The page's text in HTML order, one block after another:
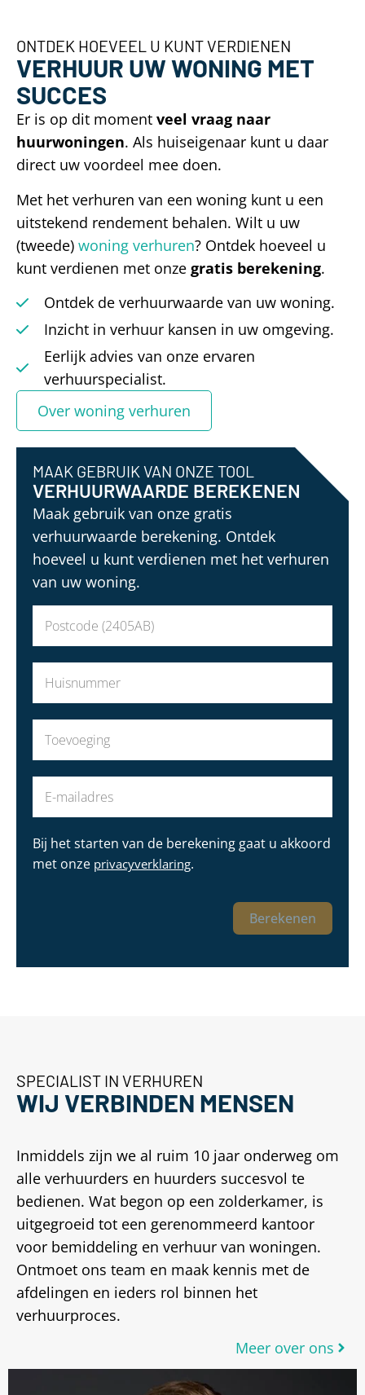
ONTDEK HOEVEEL U KUNT VERDIENEN
VERHUUR UW WONING MET
SUCCES
Er is op dit moment veel vraag naar
huurwoningen. Als huiseigenaar kunt u daar
direct uw voordeel mee doen.
Met het verhuren van een woning kunt u een
uitstekend rendement behalen. Wilt u uw
(tweede) woning verhuren? Ontdek hoeveel u
kunt verdienen met onze gratis berekening.
Ontdek de verhuurwaarde van uw woning.
Inzicht in verhuur kansen in uw omgeving.
Eerlijk advies van onze ervaren
verhuurspecialist.
Over woning verhuren
MAAK GEBRUIK VAN ONZE TOOL
VERHUURWAARDE BEREKENEN
Maak gebruik van onze gratis
verhuurwaarde berekening. Ontdek
hoeveel u kunt verdienen met het verhuren
van uw woning.
Bij het starten van de berekening gaat u akkoord
met onze privacyverklaring.
Berekenen
SPECIALIST IN VERHUREN
WIJ VERBINDEN MENSEN
Inmiddels zijn we al ruim 10 jaar onderweg om
alle verhuurders en huurders succesvol te
bedienen. Wat begon op een zolderkamer, is
uitgegroeid tot een gerenommeerd kantoor
voor bemiddeling en verhuur van woningen.
Ontmoet ons team en maak kennis met de
afdelingen en ieders rol binnen het
verhuurproces.
Meer over ons